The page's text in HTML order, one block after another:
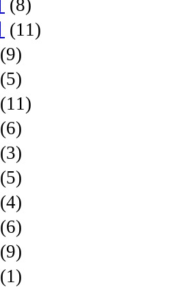
(8)
(11)
(9)
(5)
(11)
(6)
(3)
(5)
(4)
(6)
(9)
(1)